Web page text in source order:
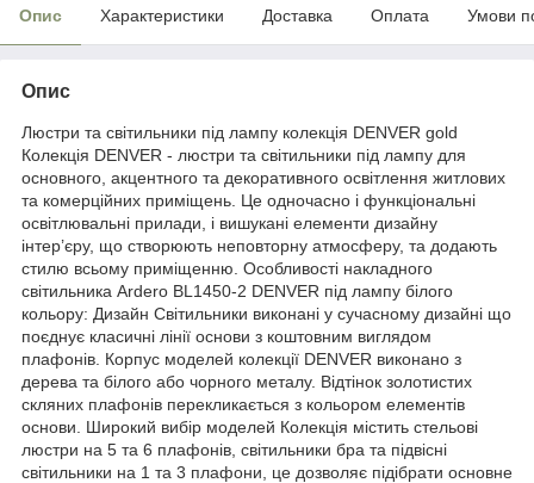
Опис Характеристики Доставка Оплата Умови
Опис
Люстри та світильники під лампу колекція DENVER gold
Колекція DENVER - люстри та світильники під лампу для
основного, акцентного та декоративного освітлення житлових
та комерційних приміщень. Це одночасно і функціональні
освітлювальні прилади, і вишукані елементи дизайну
інтер’єру, що створюють неповторну атмосферу, та додають
стилю всьому приміщенню. Особливості накладного
світильника Ardero BL1450-2 DENVER під лампу білого
кольору: Дизайн Світильники виконані у сучасному дизайні що
поєднує класичні лінії основи з коштовним виглядом
плафонів. Корпус моделей колекції DENVER виконано з
дерева та білого або чорного металу. Відтінок золотистих
скляних плафонів перекликається з кольором елементів
основи. Широкий вибір моделей Колекція містить стельові
люстри на 5 та 6 плафонів, світильники бра та підвісні
світильники на 1 та 3 плафони, це дозволяє підібрати основне